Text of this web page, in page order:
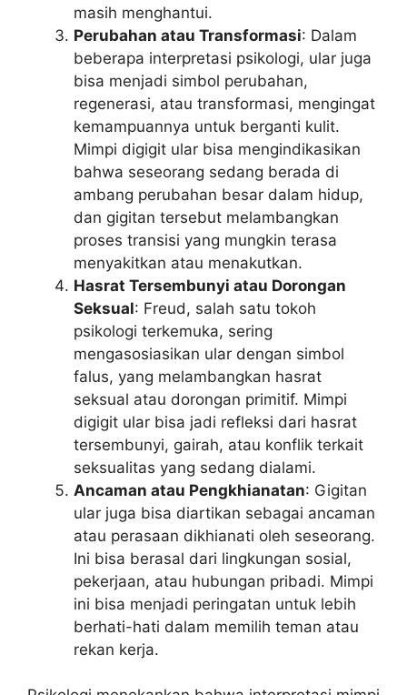
masih menghantui.
Perubahan atau Transformasi: Dalam
beberapa interpretasi psikologi, ular juga
bisa menjadi simbol perubahan,
regenerasi, atau transformasi, mengingat
kemampuannya untuk berganti kulit.
Mimpi digigit ular bisa mengindikasikan
bahwa seseorang sedang berada di
ambang perubahan besar dalam hidup,
dan gigitan tersebut melambangkan
proses transisi yang mungkin terasa
menyakitkan atau menakutkan.
Hasrat Tersembunyi atau Dorongan
Seksual: Freud, salah satu tokoh
psikologi terkemuka, sering
mengasosiasikan ular dengan simbol
falus, yang melambangkan hasrat
seksual atau dorongan primitif. Mimpi
digigit ular bisa jadi refleksi dari hasrat
tersembunyi, gairah, atau konflik terkait
seksualitas yang sedang dialami.
Ancaman atau Pengkhianatan: Gigitan
ular juga bisa diartikan sebagai ancaman
atau perasaan dikhianati oleh seseorang.
Ini bisa berasal dari lingkungan sosial,
pekerjaan, atau hubungan pribadi. Mimpi
ini bisa menjadi peringatan untuk lebih
berhati-hati dalam memilih teman atau
rekan kerja.